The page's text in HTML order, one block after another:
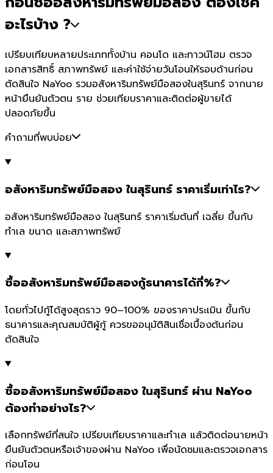
อะไรบ้าง ?
เปรียบเทียบหลายประเภททั้งบ้าน คอนโด และทาวน์โฮม ตรวจ
เอกสารสิทธิ์ สภาพทรัพย์ และค่าใช้จ่ายวันโอนให้รอบด้านก่อน
ตัดสินใจ NaYoo รวมอสังหาริมทรัพย์มือสองในสุรินทร์ จากนาย
หน้ายืนยันตัวตน ราย ช่วยเทียบราคาและติดต่อผู้ขายได้
ปลอดภัยขึ้น
คำถามที่พบบ่อย
อสังหาริมทรัพย์มือสอง ในสุรินทร์ ราคาเริ่มเท่าไร?
อสังหาริมทรัพย์มือสอง ในสุรินทร์ ราคาเริ่มต้นที่ เฉลี่ย ขึ้นกับ
ทำเล ขนาด และสภาพทรัพย์
ซื้ออสังหาริมทรัพย์มือสองกู้ธนาคารได้กี่%?
โดยทั่วไปกู้ได้สูงสุดราว 90–100% ของราคาประเมิน ขึ้นกับ
ธนาคารและคุณสมบัติผู้กู้ ควรขออนุมัติสินเชื่อเบื้องต้นก่อน
ตัดสินใจ
ซื้ออสังหาริมทรัพย์มือสอง ในสุรินทร์ ผ่าน NaYoo
ต้องทำอย่างไร?
เลือกทรัพย์ที่สนใจ เปรียบเทียบราคาและทำเล แล้วติดต่อนายหน้า
ยืนยันตัวตนหรือเจ้าของผ่าน NaYoo เพื่อนัดชมและตรวจเอกสาร
ก่อนโอน